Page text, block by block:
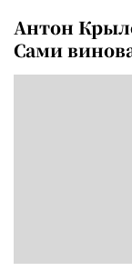
Антон
Сами